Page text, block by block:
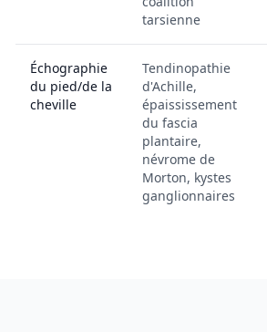
tarsienne
Échographie
du pied/de la
cheville
Tendinopathie
d'Achille,
épaississement
du fascia
plantaire,
névrome de
Morton, kystes
ganglionnaires